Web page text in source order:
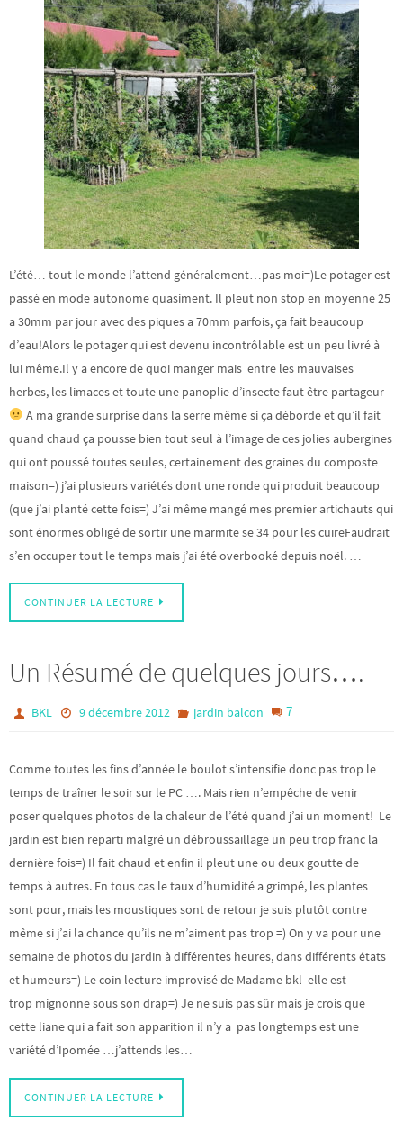
L’été… tout le monde l’attend généralement…pas moi=)Le potager est
passé en mode autonome quasiment. Il pleut non stop en moyenne 25
a 30mm par jour avec des piques a 70mm parfois, ça fait beaucoup
d’eau!Alors le potager qui est devenu incontrôlable est un peu livré à
lui même.Il y a encore de quoi manger mais entre les mauvaises
herbes, les limaces et toute une panoplie d’insecte faut être partageur
A ma grande surprise dans la serre même si ça déborde et qu’il fait
quand chaud ça pousse bien tout seul à l’image de ces jolies aubergines
qui ont poussé toutes seules, certainement des graines du composte
maison=) j’ai plusieurs variétés dont une ronde qui produit beaucoup
(que j’ai planté cette fois=) J’ai même mangé mes premier artichauts qui
sont énormes obligé de sortir une marmite se 34 pour les cuireFaudrait
s’en occuper tout le temps mais j’ai été overbooké depuis noël. …
CONTINUER LA LECTURE
Un Résumé de quelques jours….
BKL 9 décembre 2012 jardin balcon 7
Comme toutes les fins d’année le boulot s’intensifie donc pas trop le
temps de traîner le soir sur le PC …. Mais rien n’empêche de venir
poser quelques photos de la chaleur de l’été quand j’ai un moment! Le
jardin est bien reparti malgré un débroussaillage un peu trop franc la
dernière fois=) Il fait chaud et enfin il pleut une ou deux goutte de
temps à autres. En tous cas le taux d’humidité a grimpé, les plantes
sont pour, mais les moustiques sont de retour je suis plutôt contre
même si j’ai la chance qu’ils ne m’aiment pas trop =) On y va pour une
semaine de photos du jardin à différentes heures, dans différents états
et humeurs=) Le coin lecture improvisé de Madame bkl elle est
trop mignonne sous son drap=) Je ne suis pas sûr mais je crois que
cette liane qui a fait son apparition il n’y a pas longtemps est une
variété d’Ipomée …j’attends les…
CONTINUER LA LECTURE